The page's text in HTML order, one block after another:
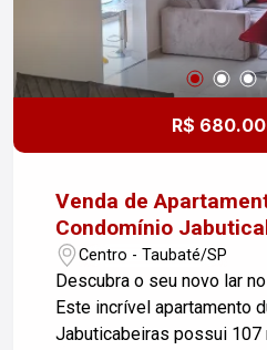
R$
Venda de
Condomínio
de Taubaté/SP
Centro - Taubaté/SP
Descubra o seu novo lar
Este incrível apartamento
Jabuticabeiras possui 107